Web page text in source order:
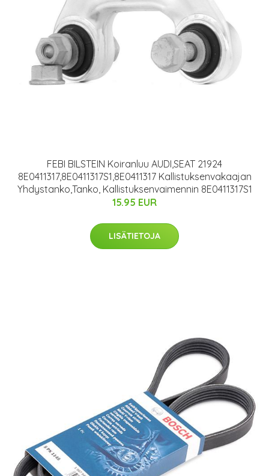
FEBI BILSTEIN Koiranluu AUDI,SEAT 21924
8E0411317,8E0411317S1,8E0411317 Kallistuksenvakaajan
Yhdystanko,Tanko, Kallistuksenvaimennin 8E0411317S1
15.95 EUR
LISÄTIETOJA